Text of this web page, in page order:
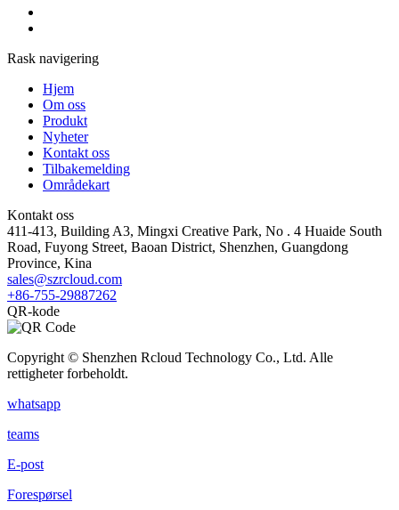
Rask navigering
Hjem
Om oss
Produkt
Nyheter
Kontakt oss
Tilbakemelding
Områdekart
Kontakt oss
411-413, Building A3, Mingxi Creative Park, No . 4 Huaide South
Road, Fuyong Street, Baoan District, Shenzhen, Guangdong
Province, Kina
sales@szrcloud.com
+86-755-29887262
QR-kode
Copyright © Shenzhen Rcloud Technology Co., Ltd. Alle
rettigheter forbeholdt.
whatsapp
teams
E-post
Forespørsel